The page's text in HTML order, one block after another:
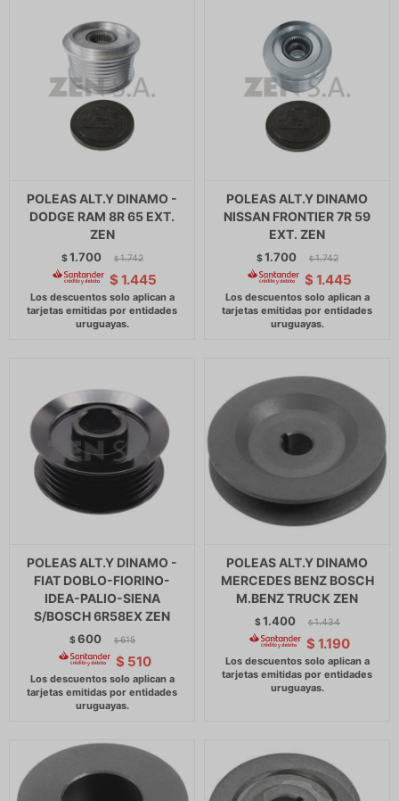
POLEAS ALT.Y DINAMO -
DODGE RAM 8R 65 EXT.
ZEN
$1.700 $ 1.742
$ 1.445
POLEAS ALT.Y DINAMO
NISSAN FRONTIER 7R 59
EXT. ZEN
$1.700 $ 1.742
$ 1.445
POLEAS ALT.Y DINAMO -
FIAT DOBLO-FIORINO-
IDEA-PALIO-SIENA
S/BOSCH 6R58EX ZEN
$600 $ 615
$ 510
POLEAS ALT.Y DINAMO
MERCEDES BENZ BOSCH
M.BENZ TRUCK ZEN
$1.400 $ 1.434
$ 1.190